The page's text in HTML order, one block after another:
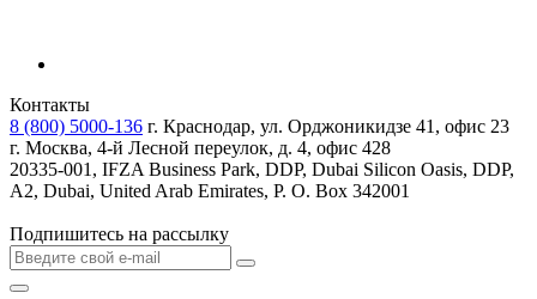
Контакты
8 (800) 5000-136 г. Краснодар, ул. Орджоникидзе 41, офис 23
г. Москва, 4-й Лесной переулок, д. 4, офис 428
20335-001, IFZA Business Park, DDP, Dubai Silicon Oasis, DDP,
A2, Dubai, United Arab Emirates, P. O. Box 342001
Подпишитесь на рассылку